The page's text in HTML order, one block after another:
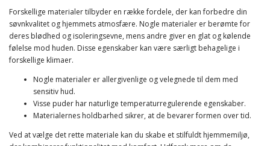
Forskellige materialer tilbyder en række fordele, der kan forbedre din
søvnkvalitet og hjemmets atmosfære. Nogle materialer er berømte for
deres blødhed og isoleringsevne, mens andre giver en glat og kølende
følelse mod huden. Disse egenskaber kan være særligt behagelige i
forskellige klimaer.
Nogle materialer er allergivenlige og velegnede til dem med
sensitiv hud.
Visse puder har naturlige temperaturregulerende egenskaber.
Materialernes holdbarhed sikrer, at de bevarer formen over tid.
Ved at vælge det rette materiale kan du skabe et stilfuldt hjemmemiljø,